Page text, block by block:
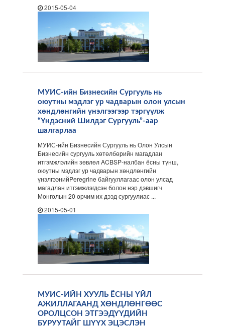
2015-05-04
МУИС-ийн Бизнесийн Сургууль нь
оюутны мэдлэг ур чадварын олон улсын
хөндлөнгийн үнэлгээгээр тэргүүлж
“Үндэсний Шилдэг Сургууль”-аар
шалгарлаа
МУИС-ийн Бизнесийн Сургууль нь Олон Улсын
Бизнесийн сургууль хөтөлбөрийн магадлан
итгэмжлэлийн зөвлөл ACBSP-налбан ёсны түнш,
оюутны мэдлэг ур чадварын хөндлөнгийн
үнэлгээнийPeregrine байгууллагаас олон улсад
магадлан итгэмжлэгдсэн болон нэр дэвшигч
Монголын 20 орчим их дээд сургуулиас ...
2015-05-01
МУИС-ИЙН ХУУЛЬ ЁСНЫ ҮЙЛ
АЖИЛЛАГААНД ХӨНДЛӨНГӨӨС
ОРОЛЦСОН ЭТГЭЭДҮҮДИЙН
БУРУУТАЙГ ШҮҮХ ЭЦЭСЛЭН